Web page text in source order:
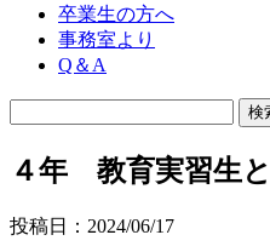
卒業生の方へ
事務室より
Q＆A
４年 教育実習生
投稿日：2024/06/17